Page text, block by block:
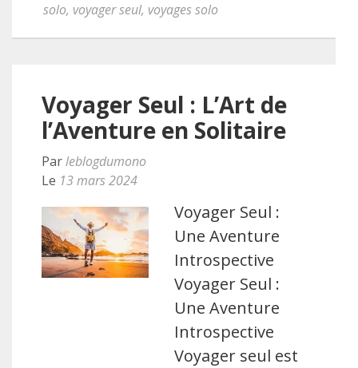
solo, voyager seul, voyages solo
Voyager Seul : L’Art de
l’Aventure en Solitaire
Parleblogdumono
Le 13 mars 2024
Voyager Seul :
Une Aventure
Introspective
Voyager Seul :
Une Aventure
Introspective
Voyager seul est